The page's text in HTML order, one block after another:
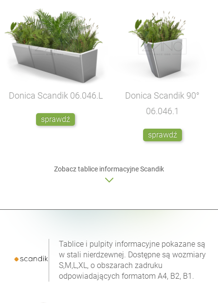
Donica Scandik 06.046.L
sprawdź
Donica Scandik 90°
06.046.1
sprawdź
Zobacztablice informacyjneScandik
Tablice i pulpity informacyjne pokazane są
w stali nierdzewnej. Dostępne są wozmiary
S,M,L,XL, o obszarach zadruku
odpowiadających formatom A4, B2, B1.